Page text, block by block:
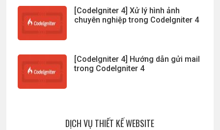
[CodeIgniter 4] Xử lý hình ảnh
chuyên nghiệp trong CodeIgniter 4
[CodeIgniter 4] Hướng dẫn gửi mail
trong CodeIgniter 4
DỊCH VỤ THIẾT KẾ WEBSITE